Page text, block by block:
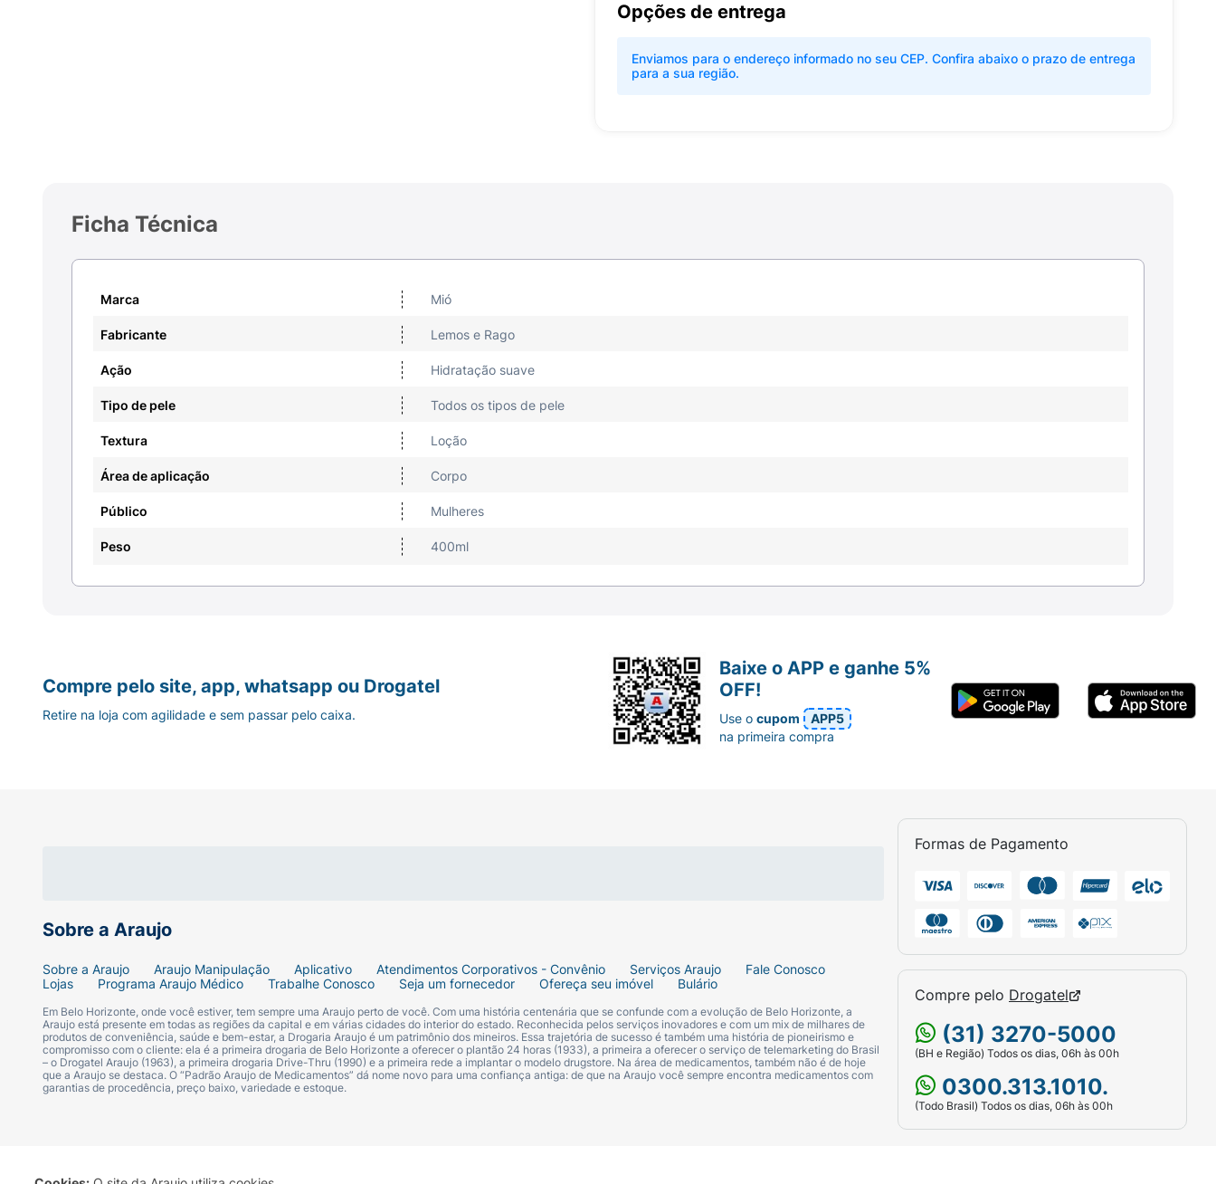
Opções de entrega
Enviamos para o endereço informado no seu CEP. Confira abaixo o prazo de entrega
para a sua região.
Ficha Técnica
Marca Mió
Fabricante Lemos e Rago
Ação Hidratação suave
Tipo de pele Todos os tipos de pele
Textura Loção
Área de aplicação Corpo
Público Mulheres
Peso 400ml
Sobre a Araujo
Sobre a Araujo Araujo Manipulação Aplicativo Atendimentos Corporativos - Convênio Serviços Araujo
Fale Conosco
Lojas
Programa Araujo Médico Trabalhe Conosco Seja um fornecedor Ofereça seu imóvel Bulário
Em Belo Horizonte, onde você estiver, tem sempre uma Araujo perto de você. Com uma história centenária que se confunde com a evolução de Belo Horizonte, a
Araujo está presente em todas as regiões da capital e em várias cidades do interior do estado. Reconhecida pelos serviços inovadores e com um mix de milhares de
produtos de conveniência, saúde e bem-estar, a Drogaria Araujo é um patrimônio dos mineiros. Essa trajetória de sucesso é também uma história de pioneirismo e
compromisso com o cliente: ela é a primeira drogaria de Belo Horizonte a oferecer o plantão 24 horas (1933), a primeira a oferecer o serviço de telemarketing do Brasil
– o Drogatel Araujo (1963), a primeira drogaria Drive-Thru (1990) e a primeira rede a implantar o modelo drugstore. Na área de medicamentos, também não é de hoje
que a Araujo se destaca. O “Padrão Araujo de Medicamentos” dá nome novo para uma confiança antiga: de que na Araujo você sempre encontra medicamentos com
garantias de procedência, preço baixo, variedade e estoque.
Formas de Pagamento
Compre pelo Drogatel
(31) 3270-5000
(BH e Região) Todos os dias, 06h às 00h
0300.313.1010.
(Todo Brasil) Todos os dias, 06h às 00h
Compre pelo site, app, whatsapp ou Drogatel
Retire na loja com agilidade e sem passar pelo caixa.
Baixe o APP e ganhe 5%
OFF!
Use ocupom
APP5
na primeira compra